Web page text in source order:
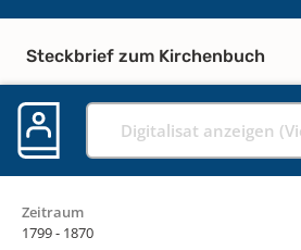
Steckbrief zum Kirchenbuch
Digitalisat anzeigen
Zeitraum
1799 - 1870